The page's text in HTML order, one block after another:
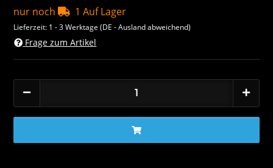
nur noch 1 Auf Lager
Lieferzeit: 1 - 3 Werktage(DE - Ausland abweichend)
Frage zum Artikel